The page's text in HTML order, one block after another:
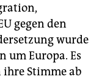
gegen den
wurde
um Europa. Es
ihre Stimme ab